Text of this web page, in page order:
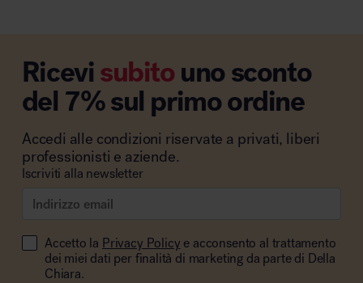
Ricevisubitouno sconto
del 7% sul primo ordine
Accedi alle condizioni riservate a privati, liberi
professionisti e aziende.
Iscriviti alla newsletter
Accetto la Privacy Policy e acconsento al trattamento
dei miei dati per finalità di marketing da parte di Della
Chiara.